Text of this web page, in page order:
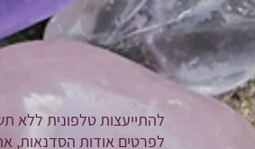
להתייעצות טלפונית ללא
לפרטים אודות הסדנאות,